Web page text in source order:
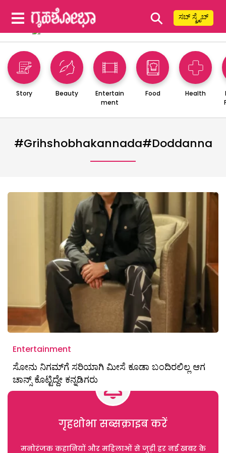
⚲ ಸಬ್ ಸ್ಕ್ರೈಬ್
Story Beauty
Entertain
ment
Food Health
#grihshobhakannada#doddanna
Entertainment
ಸೋನು ನಿಗಮ್‌ಗೆ ಸರಿಯಾಗಿ ಮೀಸೆ ಕೂಡಾ ಬಂದಿರಲಿಲ್ಲ ಆಗ
ಚಾನ್ಸ್‌ ಕೊಟ್ಟಿದ್ದೇ ಕನ್ನಡಿಗರು
गृहशोभा सब्सक्राइब करें
मनोरंजक कहानियों और महिलाओं से जुड़ी हर नई खबर के